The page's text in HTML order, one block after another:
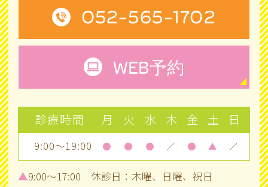
052-565-1702
WEB予約
診療時間 月 火 水 木 金 土 日
9:00～19:00 ● ● ● ／ ● ▲ ／
▲9:00～17:00 休診日：木曜、日曜、祝日